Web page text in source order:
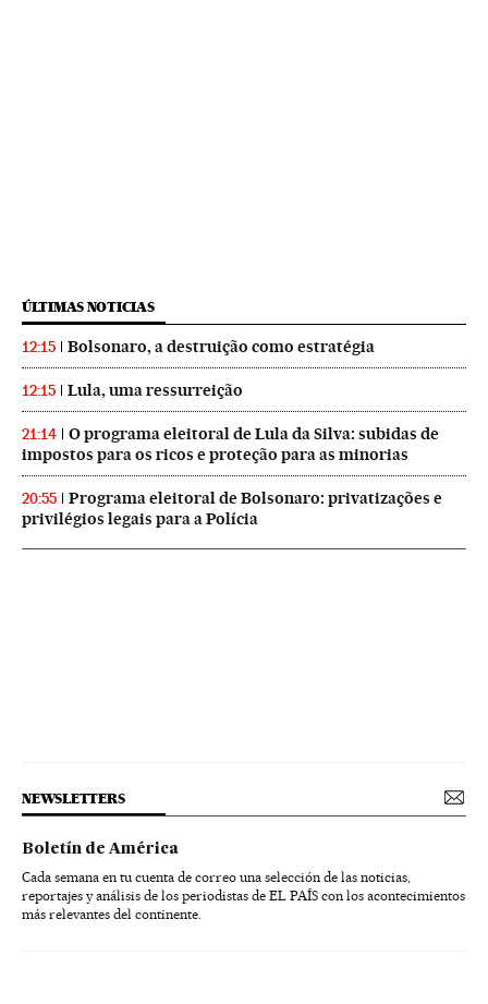
ÚLTIMAS NOTICIAS
12:15 Bolsonaro, a destruição como estratégia
12:15 Lula, uma ressurreição
21:14
O programa eleitoral de Lula da Silva: subidas de
impostos para os ricos e proteção para as minorias
20:55
Programa eleitoral de Bolsonaro: privatizações e
privilégios legais para a Polícia
NEWSLETTERS
Boletín de América
Cada semana en tu cuenta de correo una selección de las noticias,
reportajes y análisis de los periodistas de EL PAÍS con los acontecimientos
más relevantes del continente.